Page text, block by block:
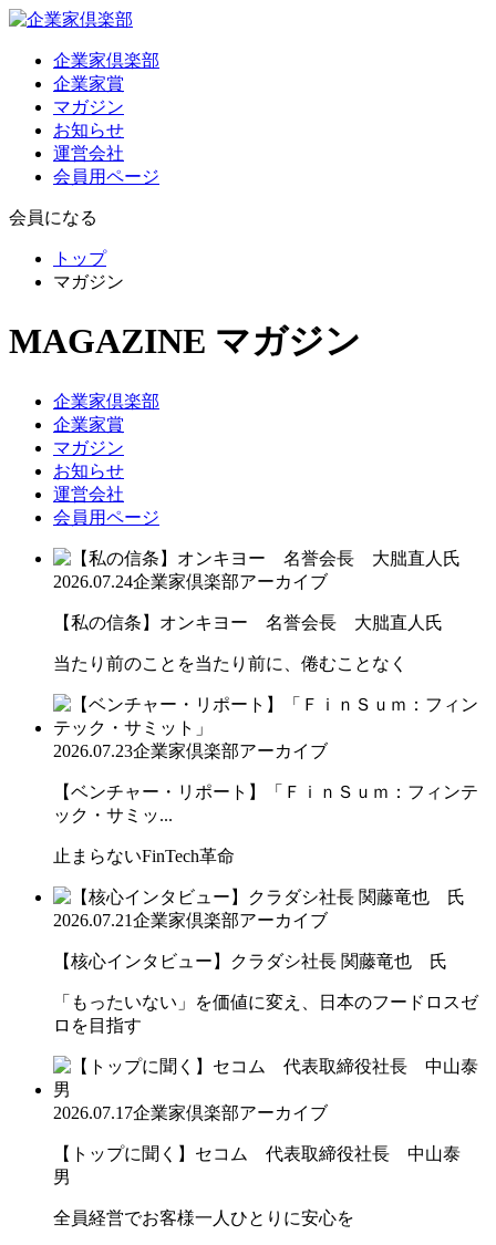
企業家倶楽部
企業家賞
マガジン
お知らせ
運営会社
会員用ページ
会員になる
トップ
マガジン
MAGAZINE マガジン
企業家倶楽部
企業家賞
マガジン
お知らせ
運営会社
会員用ページ
2026.07.24企業家倶楽部アーカイブ
【私の信条】オンキヨー 名誉会長 大朏直人氏
当たり前のことを当たり前に、倦むことなく
2026.07.23企業家倶楽部アーカイブ
【ベンチャー・リポート】「ＦｉｎＳｕｍ：フィンテ
ック・サミッ...
止まらないFinTech革命
2026.07.21企業家倶楽部アーカイブ
【核心インタビュー】クラダシ社長 関藤竜也 氏
「もったいない」を価値に変え、日本のフードロスゼ
ロを目指す
2026.07.17企業家倶楽部アーカイブ
【トップに聞く】セコム 代表取締役社長 中山泰
男
全員経営でお客様一人ひとりに安心を